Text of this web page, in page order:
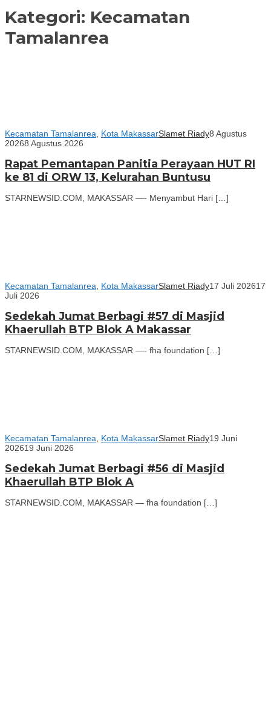
Kategori: Kecamatan
Tamalanrea
Kecamatan Tamalanrea, Kota MakassarSlamet Riady8 Agustus
20268 Agustus 2026
Rapat Pemantapan Panitia Perayaan HUT RI
ke 81 di ORW 13, Kelurahan Buntusu
STARNEWSID.COM, MAKASSAR —- Menyambut Hari […]
Kecamatan Tamalanrea Kota MakassarSlamet Riady17 Juli 202617
Juli 2026
Sedekah Jumat Berbagi #57 di Masjid
Khaerullah BTP Blok A Makassar
STARNEWSID.COM, MAKASSAR —- fha foundation […]
Kecamatan Tamalanrea Kota MakassarSlamet Riady19 Juni
202619 Juni 2026
Sedekah Jumat Berbagi #56 di Masjid
Khaerullah BTP Blok A
STARNEWSID.COM, MAKASSAR — fha foundation […]